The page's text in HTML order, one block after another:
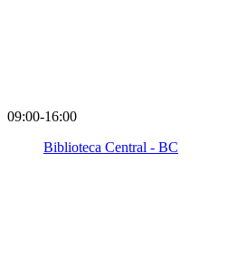
09:00-16:00
Biblioteca Central - BC